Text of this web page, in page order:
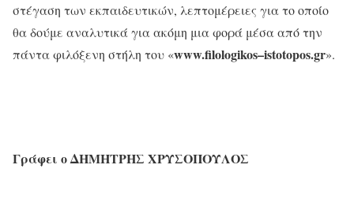
στέγαση των εκπαιδευτικών, λεπτομέρειες για το οποίο
θα δούμε αναλυτικά για ακόμη μια φορά μέσα από την
πάντα φιλόξενη στήλη του «www.filologikos–istotopos.gr».
Γράφει οΔΗΜΗΤΡΗΣ ΧΡΥΣΟΠΟΥΛΟΣ